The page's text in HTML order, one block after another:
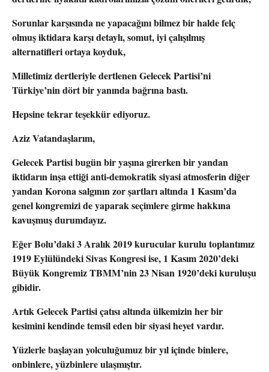
Sorunlar karşısında ne yapacağını bilmez bir halde felç
olmuş iktidara karşı detaylı, somut, iyi çalışılmış
alternatifleri ortaya koyduk,
Milletimiz dertleriyle dertlenen Gelecek Partisi’ni
Türkiye’nin dört bir yanında bağrına bastı.
Hepsine tekrar teşekkür ediyoruz.
Aziz Vatandaşlarım,
Gelecek Partisi bugün bir yaşına girerken bir yandan
iktidarın inşa ettiği anti-demokratik siyasi atmosferin diğer
yandan Korona salgının zor şartları altında 1 Kasım’da
genel kongremizi de yaparak seçimlere girme hakkına
kavuşmuş durumdayız.
Eğer Bolu’daki 3 Aralık 2019 kurucular kurulu toplantımız
1919 Eylülündeki Sivas Kongresi ise, 1 Kasım 2020’deki
Büyük Kongremiz TBMM’nin 23 Nisan 1920’deki kuruluşu
gibidir.
Artık Gelecek Partisi çatısı altında ülkemizin her bir
kesimini kendinde temsil eden bir siyasi heyet vardır.
Yüzlerle başlayan yolculuğumuz bir yıl içinde binlere,
onbinlere, yüzbinlere ulaşmıştır.